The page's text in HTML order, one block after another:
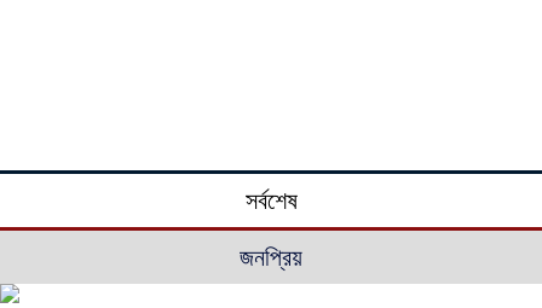
সর্বশেষ
জনপ্রিয়